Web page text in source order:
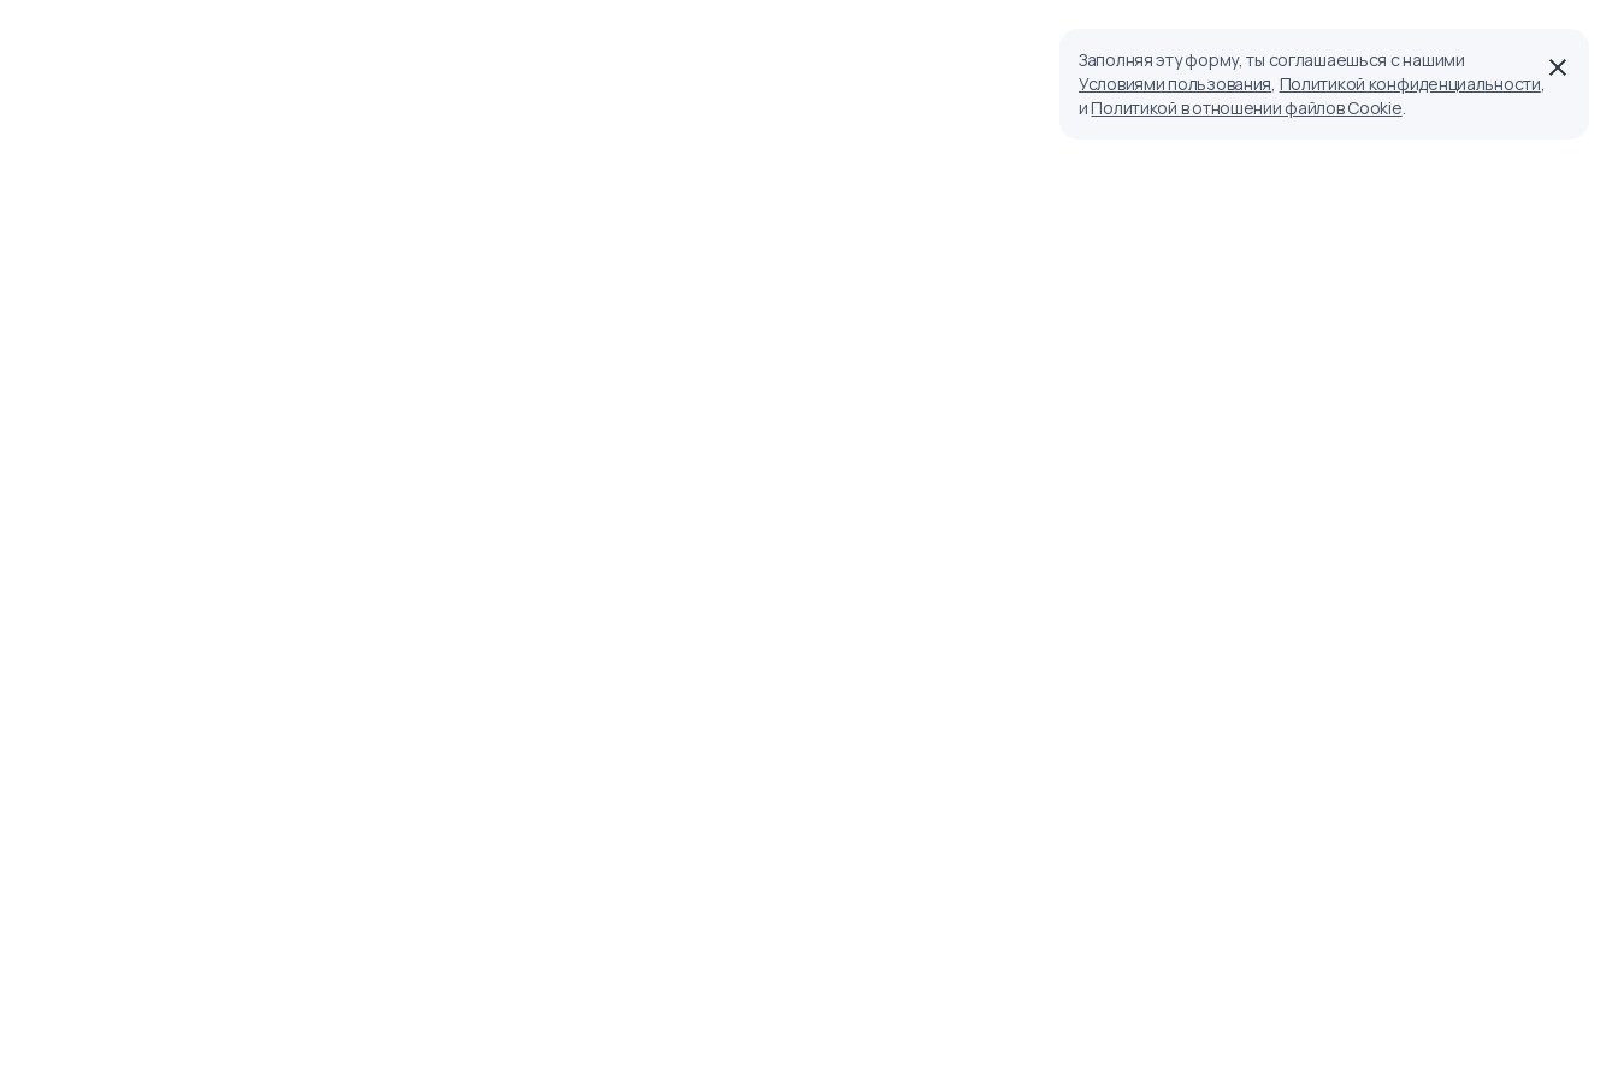
Заполняя эту форму, ты соглашаешься с нашими
Условиями пользования, Политикой конфиденциальности,
иПолитикой в отношении файлов Cookie.